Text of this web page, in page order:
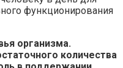
организма.
количества